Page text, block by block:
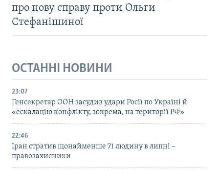
про нову справу проти Ольги
Стефанішиної
ОСТАННІ НОВИНИ
23:07
Генсекретар ООН засудив удари Росії по Україні й
«ескалацію конфлікту, зокрема, на території РФ»
22:46
Іран стратив щонайменше 71 людину в липні –
правозахисники